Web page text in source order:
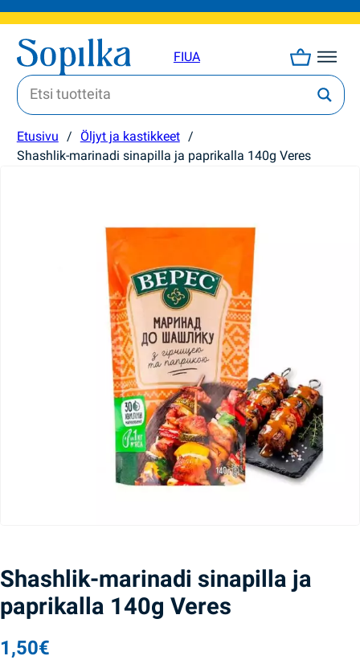
FIUA
Etusivu / Öljyt ja kastikkeet /
Shashlik-marinadi sinapilla ja paprikalla 140g Veres
Shashlik-marinadi sinapilla ja
paprikalla 140g Veres
1,50€